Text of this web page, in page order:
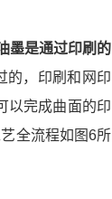
墨是通过印刷的
的，印刷和网印
以完成曲面的印
全流程如图6所